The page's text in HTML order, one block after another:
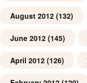
August 2012 (132)
June 2012 (145)
April 2012 (126)